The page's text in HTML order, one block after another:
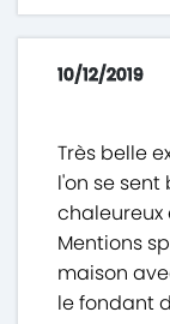
10/12/2019
Très belle
l'on se
chaleureux
Mentions
maison
le fondant